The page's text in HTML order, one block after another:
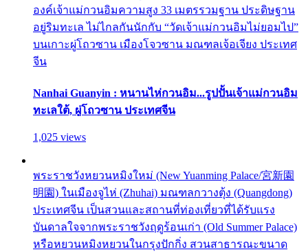
องค์เจ้าแม่กวนอิมความสูง 33 เมตรรวมฐาน ประดิษฐาน
อยู่ริมทะเล ไม่ไกลกันนักกับ “วัดเจ้าแม่กวนอิมไม่ยอมไป”
บนเกาะผู่โถวซาน เมืองโจวซาน มณฑลเจ้อเจียง ประเทศ
จีน
Nanhai Guanyin : หนานไห่กวนอิม...รูปปั้นเจ้าแม่กวนอิม
ทะเลใต้, ผู่โถวซาน ประเทศจีน
1,025 views
พระราชวังหยวนหมิงใหม่ (New Yuanming Palace/宮新園
明園) ในเมืองจูไห่ (Zhuhai) มณฑลกวางตุ้ง (Quangdong)
ประเทศจีน เป็นสวนและสถานที่ท่องเที่ยวที่ได้รับแรง
บันดาลใจจากพระราชวังฤดูร้อนเก่า (Old Summer Palace)
หรือหยวนหมิงหยวนในกรุงปักกิ่ง สวนสาธารณะขนาด